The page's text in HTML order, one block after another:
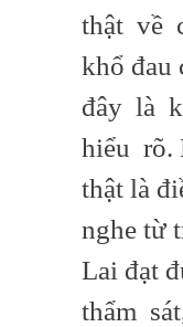
thật về
khổ đau
đây là
hiểu rõ.
thật là
nghe từ
Lai đạt
thẩm